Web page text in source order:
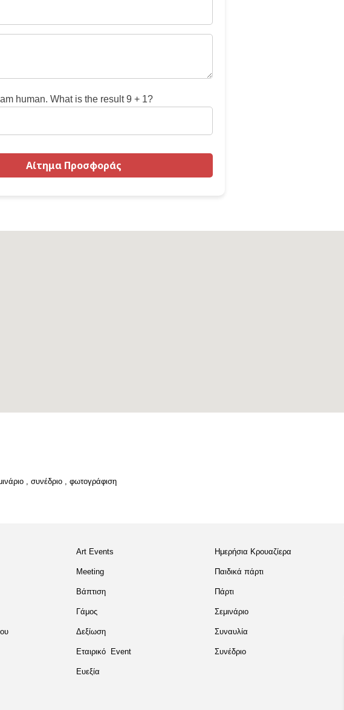
human. What is the result 9 + 1?
, συνέδριο , φωτογράφιση
Art Events
Meeting
Βάπτιση
Γάμος
Δεξίωση
Εταιρικό Event
Ευεξία
Ημερήσια Κρουαζίερα
Παιδικά πάρτι
Πάρτι
Σεμινάριο
Συναυλία
Συνέδριο